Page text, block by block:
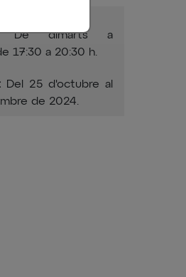
De dimarts a
17:30 a 20:30 h.
Del 25 d'octubre al
de 2024.